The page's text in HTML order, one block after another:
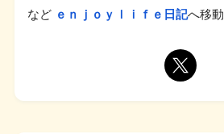
など ｅｎｊｏｙｌｉｆｅ日記へ移動